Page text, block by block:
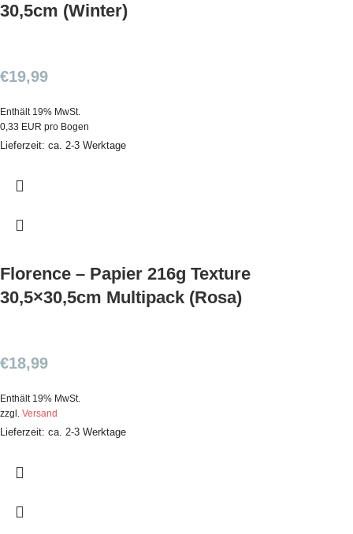
30,5cm (Winter)
€19,99
Enthält 19% MwSt.
0,33 EUR pro Bogen
Lieferzeit: ca. 2-3 Werktage
Florence – Papier 216g Texture
30,5×30,5cm Multipack (Rosa)
€18,99
Enthält 19% MwSt.
zzgl. Versand
Lieferzeit: ca. 2-3 Werktage